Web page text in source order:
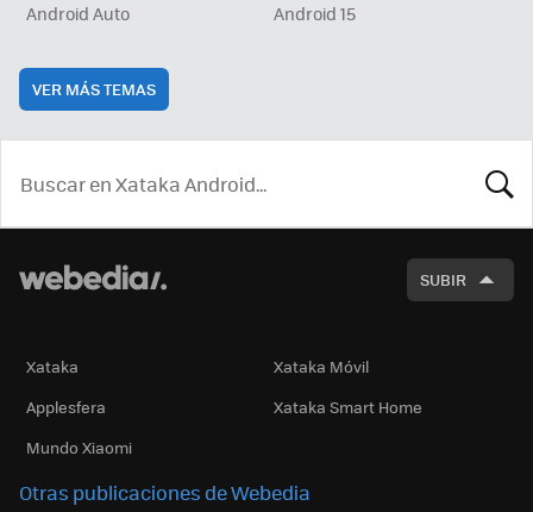
Android Auto
Android 15
VER MÁS TEMAS
SUBIR
Xataka
Xataka Móvil
Applesfera
Xataka Smart Home
Mundo Xiaomi
Otras publicaciones de Webedia